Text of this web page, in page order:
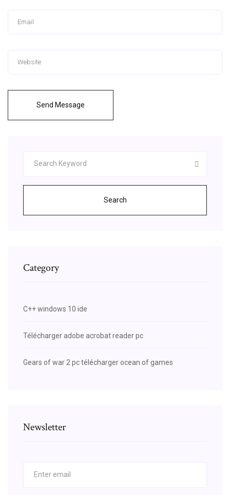
Send Message
Search
Category
C++ windows 10 ide
Télécharger adobe acrobat reader pc
Gears of war 2 pc télécharger ocean of games
Newsletter